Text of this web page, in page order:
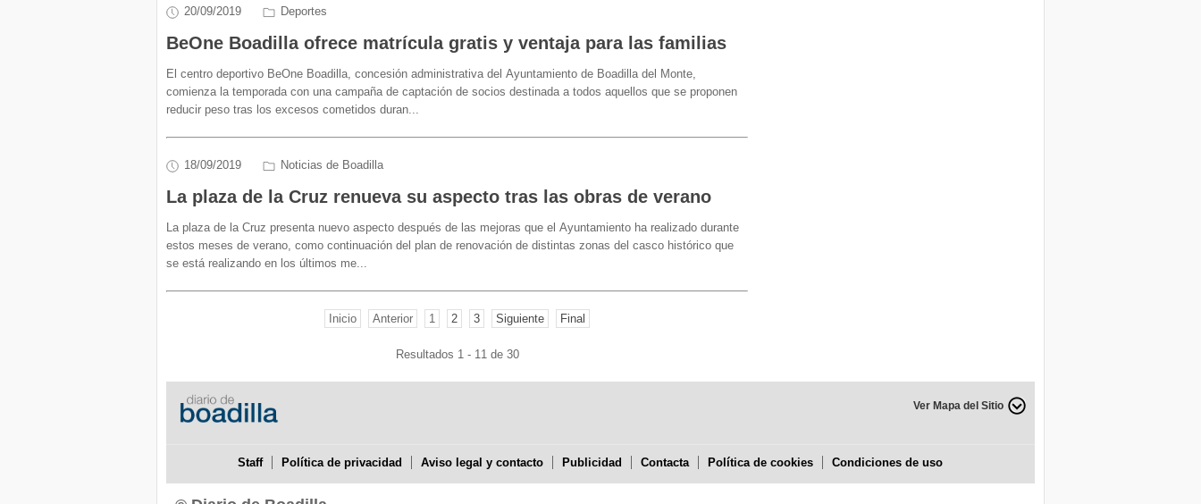
20/09/2019 Deportes
BeOne Boadilla ofrece matrícula gratis y ventaja para las familias
El centro deportivo BeOne Boadilla, concesión administrativa del Ayuntamiento de Boadilla del Monte,
comienza la temporada con una campaña de captación de socios destinada a todos aquellos que se proponen
reducir peso tras los excesos cometidos duran...
18/09/2019 Noticias de Boadilla
La plaza de la Cruz renueva su aspecto tras las obras de verano
La plaza de la Cruz presenta nuevo aspecto después de las mejoras que el Ayuntamiento ha realizado durante
estos meses de verano, como continuación del plan de renovación de distintas zonas del casco histórico que
se está realizando en los últimos me...
Inicio Anterior 1 2 3 Siguiente Final
Resultados 1 - 11 de 30
Ver Mapa del Sitio
Staff Política de privacidad Aviso legal y contacto Publicidad Contacta Política de cookies Condiciones de uso